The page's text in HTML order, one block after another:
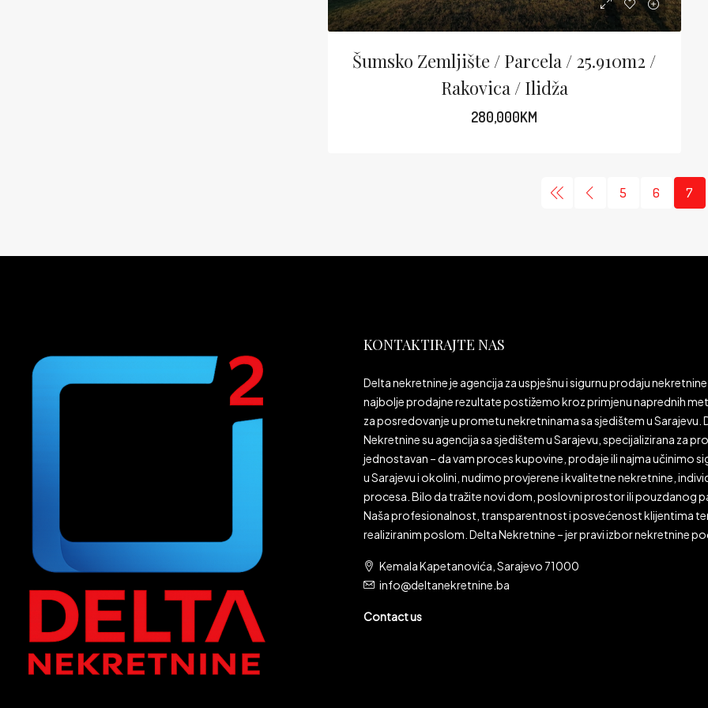
Šumsko Zemljište / Parcela / 25.910m2 /
Rakovica / Ilidža
280,000KM
5 6 7
KONTAKTIRAJTE NAS
Delta nekretnine je agencija za uspješnu i sigurnu prodaju
najbolje prodajne rezultate postižemo kroz primjenu naprednih
za posredovanje u prometu nekretninama sa sjedištem u
Nekretnine su agencija sa sjedištem u Sarajevu, specijalizirana za
jednostavan – da vam proces kupovine, prodaje ili najma učinimo
u Sarajevu i okolini, nudimo provjerene i kvalitetne nekretnine,
procesa. Bilo da tražite novi dom, poslovni prostor ili pouzdanog
Naša profesionalnost, transparentnost i posvećenost klijentima
realiziranim poslom. Delta Nekretnine – jer pravi izbor nekretnine
Kemala Kapetanovića, Sarajevo 71000
info@deltanekretnine.ba
Contact us